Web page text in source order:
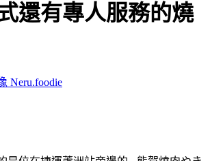
還有專人服務的燒
Neru.foodie